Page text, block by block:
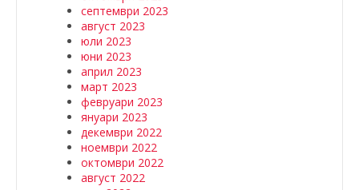
септември 2023
август 2023
юли 2023
юни 2023
април 2023
март 2023
февруари 2023
януари 2023
декември 2022
ноември 2022
октомври 2022
август 2022